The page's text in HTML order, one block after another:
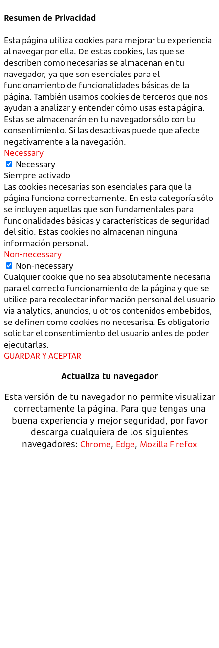
Resumen de Privacidad
Esta página utiliza cookies para mejorar tu experiencia
al navegar por ella. De estas cookies, las que se
describen como necesarias se almacenan en tu
navegador, ya que son esenciales para el
funcionamiento de funcionalidades básicas de la
página. También usamos cookies de terceros que nos
ayudan a analizar y entender cómo usas esta página.
Estas se almacenarán en tu navegador sólo con tu
consentimiento. Si las desactivas puede que afecte
negativamente a la navegación.
Necessary
Necessary
Siempre activado
Las cookies necesarias son esenciales para que la
página funciona correctamente. En esta categoría sólo
se incluyen aquellas que son fundamentales para
funcionalidades básicas y características de seguridad
del sitio. Estas cookies no almacenan ninguna
información personal.
Non-necessary
Non-necessary
Cualquier cookie que no sea absolutamente necesaria
para el correcto funcionamiento de la página y que se
utilice para recolectar información personal del usuario
vía analytics, anuncios, u otros contenidos embebidos,
se definen como cookies no necesarisa. Es obligatorio
solicitar el consentimiento del usuario antes de poder
ejecutarlas.
GUARDAR Y ACEPTAR
Actualiza tu navegador
Esta versión de tu navegador no permite visualizar
correctamente la página. Para que tengas una
buena experiencia y mejor seguridad, por favor
descarga cualquiera de los siguientes
navegadores: Chrome, Edge, Mozilla Firefox